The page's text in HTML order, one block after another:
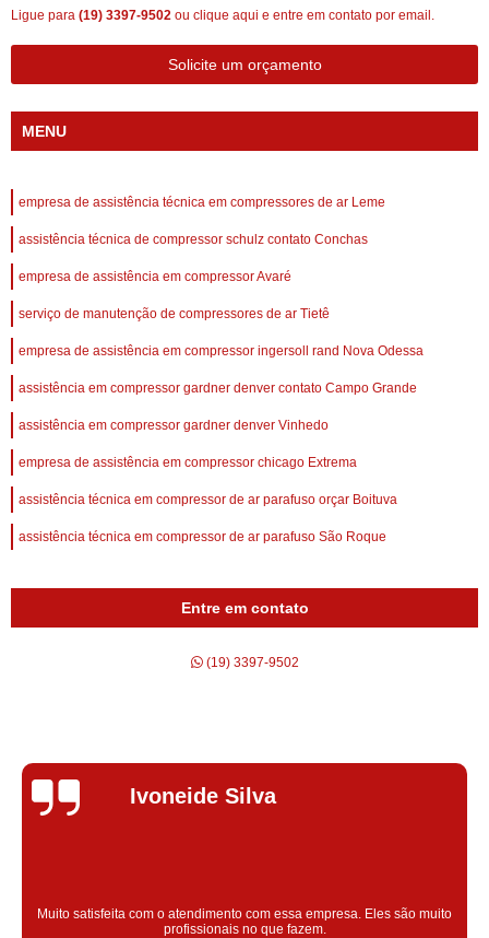
Ligue para (19) 3397-9502 ou clique aqui e entre em contato por email.
Solicite um orçamento
MENU
empresa de assistência técnica em compressores de ar Leme
assistência técnica de compressor schulz contato Conchas
empresa de assistência em compressor Avaré
serviço de manutenção de compressores de ar Tietê
empresa de assistência em compressor ingersoll rand Nova Odessa
assistência em compressor gardner denver contato Campo Grande
assistência em compressor gardner denver Vinhedo
empresa de assistência em compressor chicago Extrema
assistência técnica em compressor de ar parafuso orçar Boituva
assistência técnica em compressor de ar parafuso São Roque
Entre em contato
(19) 3397-9502
Silvana Alves
Super satisfeita com o serviço prestado, atendimento muito bom!
colaoradores educado e transparente, destaque para o colaborador